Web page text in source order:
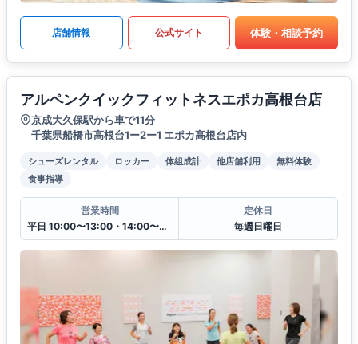
店舗情報 公式サイト 体験・相談予約
アルペンクイックフィットネスエポカ高根台店
京成大久保駅から車で11分
千葉県船橋市高根台1ー2ー1 エポカ高根台店内
シューズレンタル ロッカー 体組成計 他店舗利用
無料体験
食事指導
営業時間
平日 10:00〜13:00・14:00〜20:00
定休日
毎週日曜日